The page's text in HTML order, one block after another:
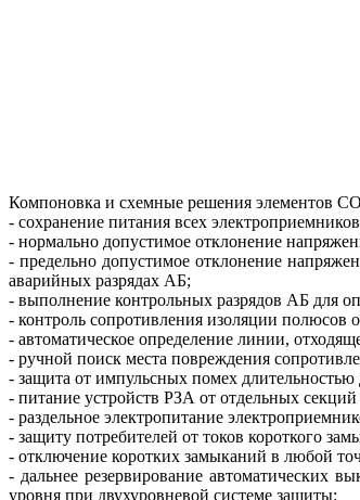
Компоновка и схемные решения элементов
- сохранение питания всех
- нормально допустимое отклонение
- предельно допустимое отклонение
аварийных разрядах АБ;
- выполнение контрольных разрядов АБ для
- контроль сопротивления изоляции полюсов
- автоматическое определение линии,
- ручной поиск места повреждения
- защита от импульсных помех
- питание устройств РЗА от отдельных
- раздельное электропитание
- защиту потребителей от токов короткого
- отключение коротких замыканий в любой
- дальнее резервирование автоматических
уровня при двухуровневой системе защиты: